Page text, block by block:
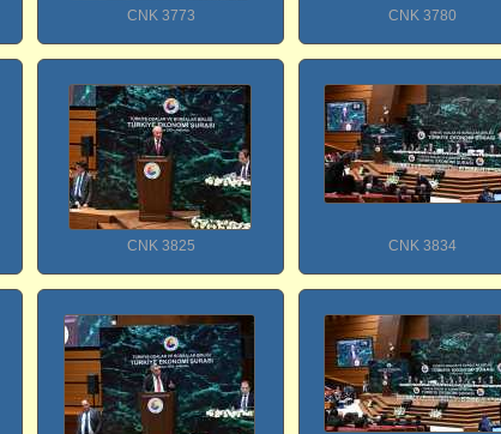
CNK 3773 CNK 3780
CNK 3825 CNK 3834